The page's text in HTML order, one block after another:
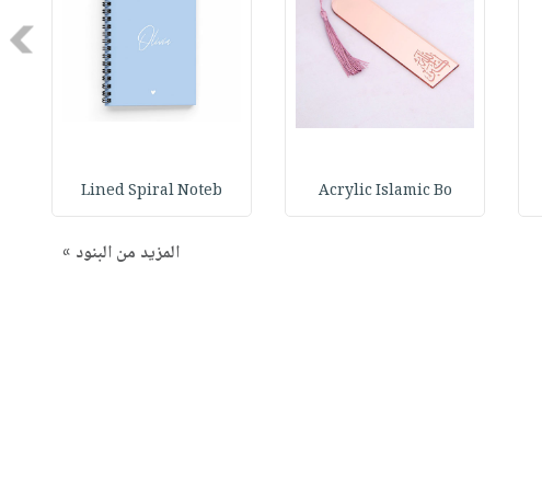
Acrylic Islamic Bo
Lined Spiral Noteb
المزيد من البنود »